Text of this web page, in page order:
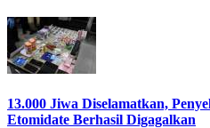
13.000 Jiwa Diselamatkan,
Etomidate Berhasil Digagalkan